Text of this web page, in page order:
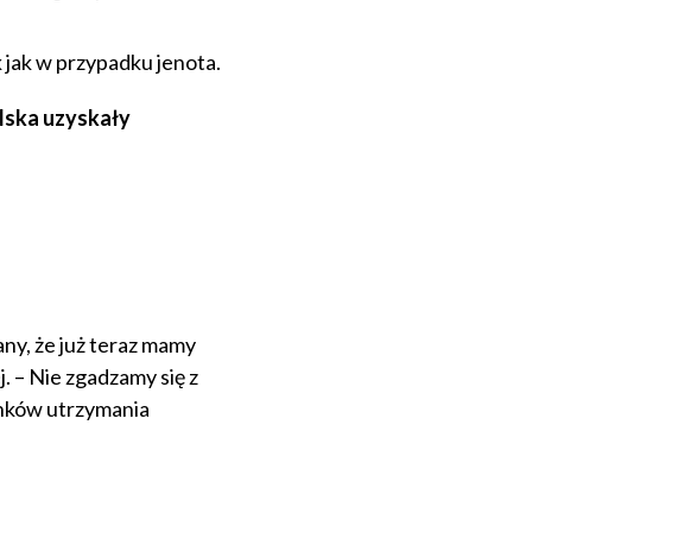
w przypadku jenota.
uzyskały
że już teraz mamy
Nie zgadzamy się z
utrzymania